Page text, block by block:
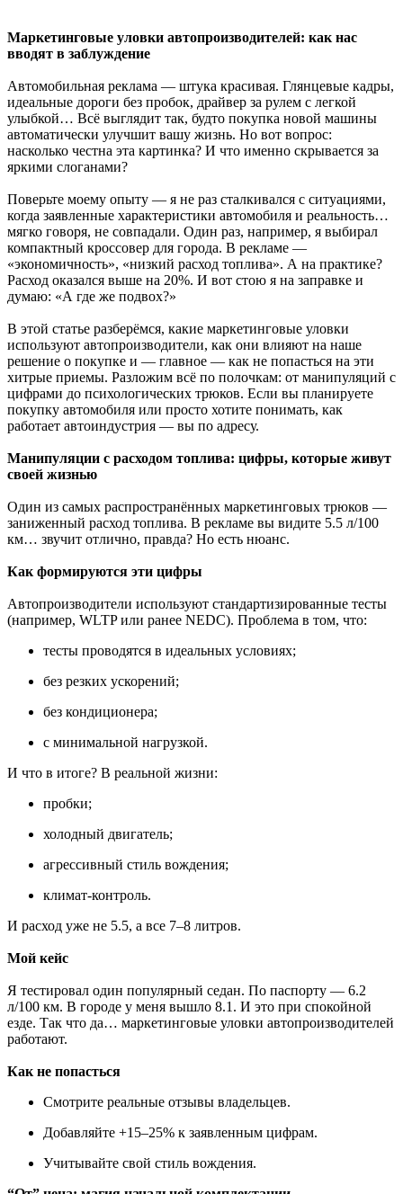
Маркетинговые уловки автопроизводителей: как нас
вводят в заблуждение
Автомобильная реклама — штука красивая. Глянцевые кадры,
идеальные дороги без пробок, драйвер за рулем с легкой
улыбкой… Всё выглядит так, будто покупка новой машины
автоматически улучшит вашу жизнь. Но вот вопрос:
насколько честна эта картинка? И что именно скрывается за
яркими слоганами?
Поверьте моему опыту — я не раз сталкивался с ситуациями,
когда заявленные характеристики автомобиля и реальность…
мягко говоря, не совпадали. Один раз, например, я выбирал
компактный кроссовер для города. В рекламе —
«экономичность», «низкий расход топлива». А на практике?
Расход оказался выше на 20%. И вот стою я на заправке и
думаю: «А где же подвох?»
В этой статье разберёмся, какие маркетинговые уловки
используют автопроизводители, как они влияют на наше
решение о покупке и — главное — как не попасться на эти
хитрые приемы. Разложим всё по полочкам: от манипуляций с
цифрами до психологических трюков. Если вы планируете
покупку автомобиля или просто хотите понимать, как
работает автоиндустрия — вы по адресу.
Манипуляции с расходом топлива: цифры, которые живут
своей жизнью
Один из самых распространённых маркетинговых трюков —
заниженный расход топлива. В рекламе вы видите 5.5 л/100
км… звучит отлично, правда? Но есть нюанс.
Как формируются эти цифры
Автопроизводители используют стандартизированные тесты
(например, WLTP или ранее NEDC). Проблема в том, что:
тесты проводятся в идеальных условиях;
без резких ускорений;
без кондиционера;
с минимальной нагрузкой.
И что в итоге? В реальной жизни:
пробки;
холодный двигатель;
агрессивный стиль вождения;
климат-контроль.
И расход уже не 5.5, а все 7–8 литров.
Мой кейс
Я тестировал один популярный седан. По паспорту — 6.2
л/100 км. В городе у меня вышло 8.1. И это при спокойной
езде. Так что да… маркетинговые уловки автопроизводителей
работают.
Как не попасться
Смотрите реальные отзывы владельцев.
Добавляйте +15–25% к заявленным цифрам.
Учитывайте свой стиль вождения.